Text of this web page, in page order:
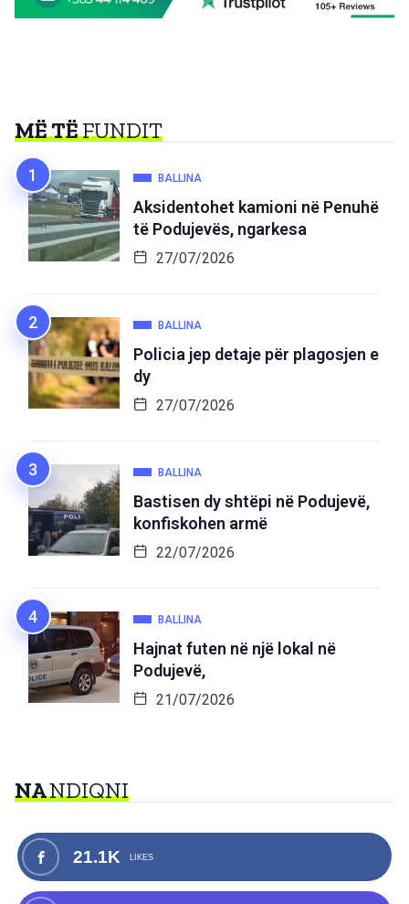
MË TËFUNDIT
BALLINA
Aksidentohet kamioni në Penuhë
të Podujevës, ngarkesa
27/07/2026
BALLINA
Policia jep detaje për plagosjen e
dy
27/07/2026
BALLINA
Bastisen dy shtëpi në Podujevë,
konfiskohen armë
22/07/2026
BALLINA
Hajnat futen në një lokal në
Podujevë,
21/07/2026
NANDIQNI
21.1K LIKES